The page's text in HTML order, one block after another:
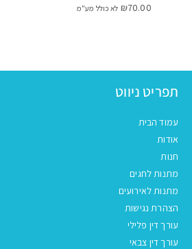
₪70.00 לא כולל מע"מ
תפריט ניווט
עמוד הבית
אודות
חנות
מתנות לחגים
מתנות לאירועים
הצהרת נגישות
עורך דין פלילי
עורך דין צבאי